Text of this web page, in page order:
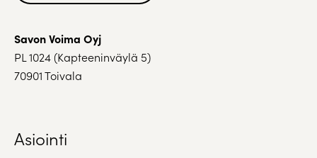
Savon Voima Oyj
PL 1024 (Kapteeninväylä 5)
70901 Toivala
Asiointi